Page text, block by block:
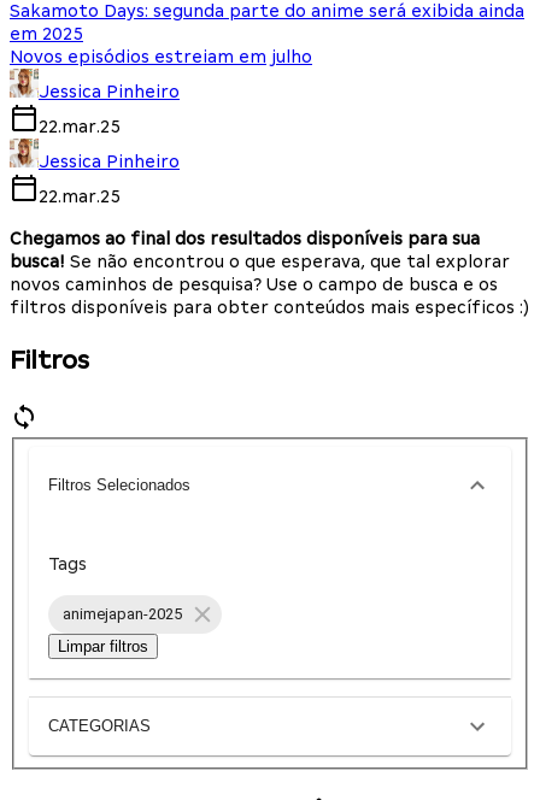
Sakamoto Days: segunda parte do anime será exibida ainda
em 2025
Novos episódios estreiam em julho
Jessica Pinheiro
22.mar.25
Jessica Pinheiro
22.mar.25
Chegamos ao final dos resultados disponíveis para sua
busca! Se não encontrou o que esperava, que tal explorar
novos caminhos de pesquisa? Use o campo de busca e os
filtros disponíveis para obter conteúdos mais específicos :)
Filtros
Filtros Selecionados
Tags
animejapan-2025
Limpar filtros
CATEGORIAS